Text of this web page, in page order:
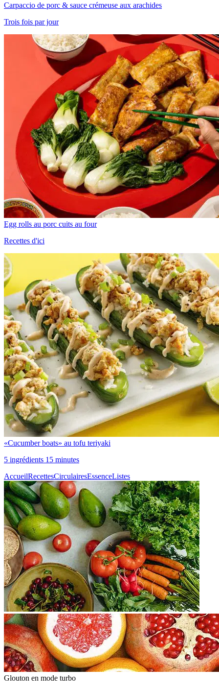
Carpaccio de porc & sauce crémeuse aux arachides
Trois fois par jour
Egg rolls au porc cuits au four
Recettes d'ici
«Cucumber boats» au tofu teriyaki
5 ingrédients 15 minutes
AccueilRecettesCirculairesEssenceListes
Glouton en mode turbo